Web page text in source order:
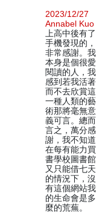
2023/12/27
Annabel Kuo
上高中後有了
手機發現的，
非常感謝。我
本身是個很愛
閱讀的人，我
感到若我活著
而不去欣賞這
一種人類的藝
術那將毫無意
義可言。總而
言之，萬分感
謝，我不知道
在每有能力買
書學校圖書館
又只能借七天
的情況下，沒
有這個網站我
的生命會是多
麼的荒蕪。